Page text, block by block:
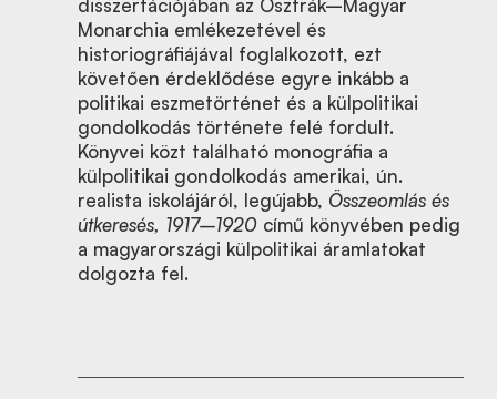
disszertációjában az Osztrák–Magyar
Monarchia emlékezetével és
historiográfiájával foglalkozott, ezt
követően érdeklődése egyre inkább a
politikai eszmetörténet és a külpolitikai
gondolkodás története felé fordult.
Könyvei közt található monográfia a
külpolitikai gondolkodás amerikai, ún.
realista iskolájáról, legújabb, Összeomlás és
útkeresés, 1917–1920 című könyvében pedig
a magyarországi külpolitikai áramlatokat
dolgozta fel.